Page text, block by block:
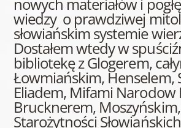
nowych materiałów i
wiedzy o prawdziwej
słowiańskim systemie
Dostałem wtedy w
bibliotekę z Glogerem,
Łowmiańskim, Henselem,
Eliadem, Mifami Narodow
Brucknerem,
Starożytności